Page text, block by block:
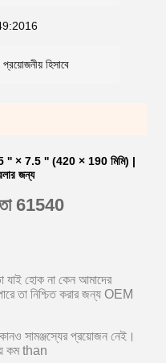
প্রয়োজনীয় হিসাবে
'' × 7.5 '' (420 × 190 মিমি) |
জন্য
61540
যাই হোক না কেন আমাদের
তা নিশ্চিত করার জন্য OEM
সামঞ্জস্যের প্রয়োজন নেই।
কম than